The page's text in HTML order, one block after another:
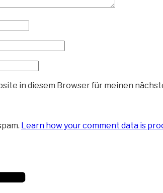
in diesem Browser für meinen
Learn how your comment data is